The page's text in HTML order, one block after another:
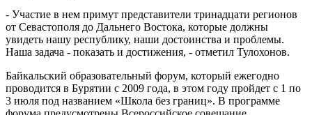
- Участие в нем примут представители тринадцати регионов
от Севастополя до Дальнего Востока, которые должны
увидеть нашу республику, наши достоинства и проблемы.
Наша задача - показать и достижения, - отметил Тулохонов.
Байкальский образовательный форум, который ежегодно
проводится в Бурятии с 2009 года, в этом году пройдет с 1 по
3 июля под названием «Школа без границ». В программе